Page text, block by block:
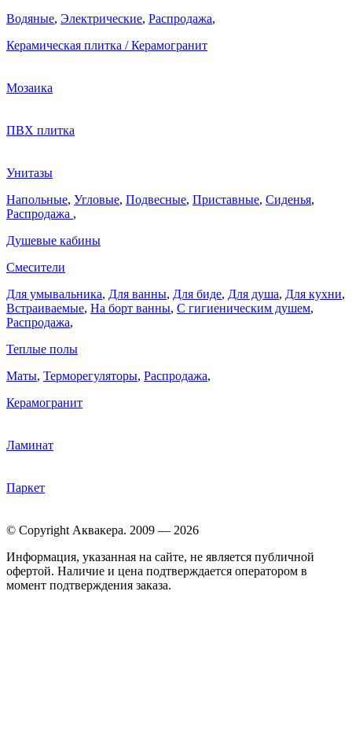
Водяные, Электрические, Распродажа,
Керамическая плитка / Керамогранит
Мозаика
ПВХ плитка
Унитазы
Напольные, Угловые, Подвесные, Приставные, Сиденья,
Распродажа ,
Душевые кабины
Смесители
Для умывальника, Для ванны, Для биде, Для душа, Для кухни,
Встраиваемые, На борт ванны, C гигиеническим душем,
Распродажа,
Теплые полы
Маты, Терморегуляторы, Распродажа,
Керамогранит
Ламинат
Паркет
© Copyright Аквакера. 2009 — 2026
Информация, указанная на сайте, не является публичной
офертой. Наличие и цена подтверждается оператором в
момент подтверждения заказа.